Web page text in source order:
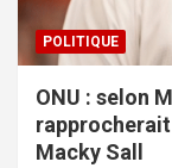
POLITIQUE
ONU : selon
Macky Sall